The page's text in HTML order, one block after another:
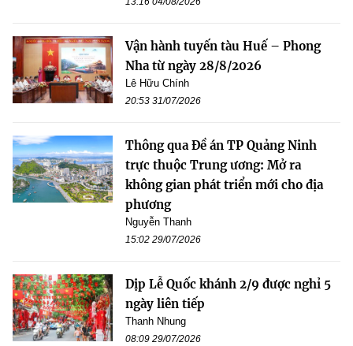
Vận hành tuyến tàu Huế – Phong
Nha từ ngày 28/8/2026
Lê Hữu Chính
20:53 31/07/2026
Thông qua Đề án TP Quảng Ninh
trực thuộc Trung ương: Mở ra
không gian phát triển mới cho địa
phương
Nguyễn Thanh
15:02 29/07/2026
Dịp Lễ Quốc khánh 2/9 được nghỉ 5
ngày liên tiếp
Thanh Nhung
08:09 29/07/2026